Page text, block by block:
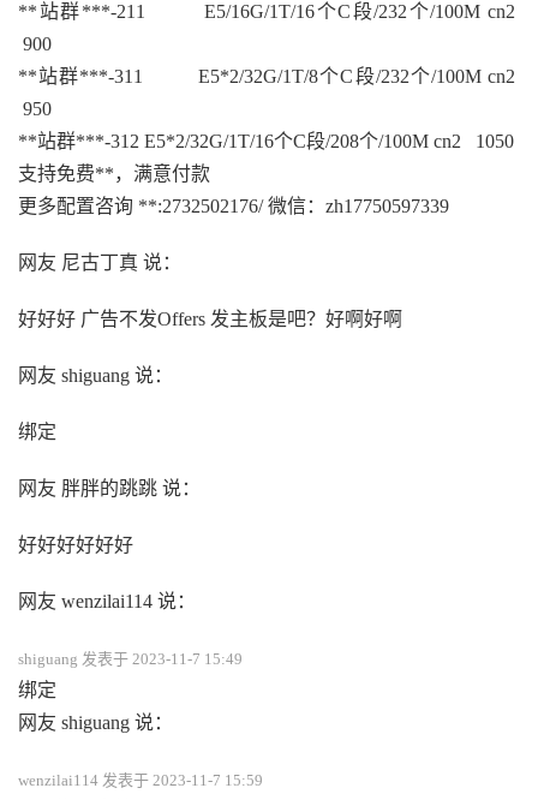
**站群***-211 E5/16G/1T/16个C段/232个/100M cn2
900
**站群***-311 E5*2/32G/1T/8个C段/232个/100M cn2
950
**站群***-312 E5*2/32G/1T/16个C段/208个/100M cn2 1050
支持免费**，满意付款
更多配置咨询 **:2732502176/ 微信：zh17750597339
网友 尼古丁真 说：
好好好 广告不发Offers 发主板是吧？好啊好啊
网友 shiguang 说：
绑定
网友 胖胖的跳跳 说：
好好好好好好
网友 wenzilai114 说：
shiguang 发表于 2023-11-7 15:49
绑定
网友 shiguang 说：
wenzilai114 发表于 2023-11-7 15:59